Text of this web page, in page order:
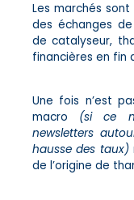
Les marchés
des échanges
de catalyseur,
financières en fin
Une fois n’est
macro (si ce
newsletters
hausse des taux)
de l’origine de